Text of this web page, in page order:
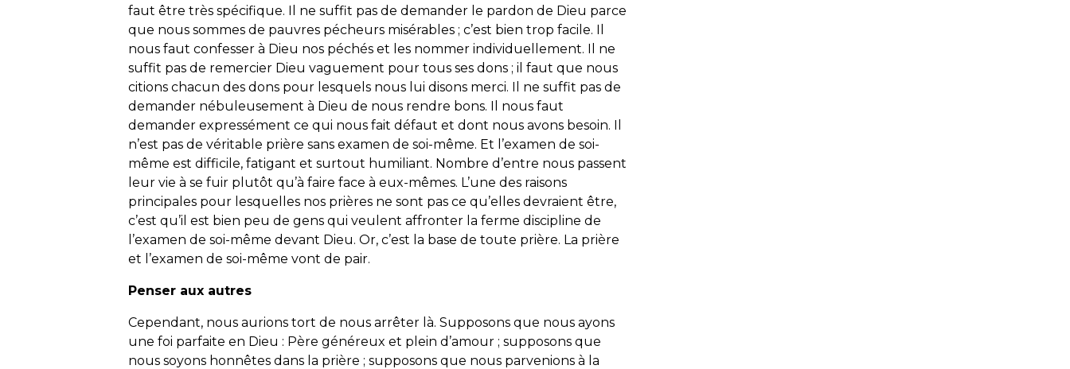
faut être très spécifique. Il ne suffit pas de demander le pardon de Dieu parce
que nous sommes de pauvres pécheurs misérables ; c’est bien trop facile. Il
nous faut confesser à Dieu nos péchés et les nommer individuellement. Il ne
suffit pas de remercier Dieu vaguement pour tous ses dons ; il faut que nous
citions chacun des dons pour lesquels nous lui disons merci. Il ne suffit pas de
demander nébuleusement à Dieu de nous rendre bons. Il nous faut
demander expressément ce qui nous fait défaut et dont nous avons besoin. Il
n’est pas de véritable prière sans examen de soi-même. Et l’examen de soi-
même est difficile, fatigant et surtout humiliant. Nombre d’entre nous passent
leur vie à se fuir plutôt qu’à faire face à eux-mêmes. L’une des raisons
principales pour lesquelles nos prières ne sont pas ce qu’elles devraient être,
c’est qu’il est bien peu de gens qui veulent affronter la ferme discipline de
l’examen de soi-même devant Dieu. Or, c’est la base de toute prière. La prière
et l’examen de soi-même vont de pair.
Penser aux autres
Cependant, nous aurions tort de nous arrêter là. Supposons que nous ayons
une foi parfaite en Dieu : Père généreux et plein d’amour ; supposons que
nous soyons honnêtes dans la prière ; supposons que nous parvenions à la